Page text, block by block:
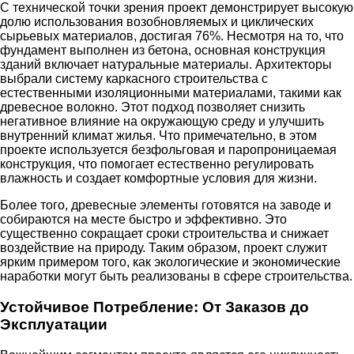
С технической точки зрения проект демонстрирует высокую
долю использования возобновляемых и циклических
сырьевых материалов, достигая 76%. Несмотря на то, что
фундамент выполнен из бетона, основная конструкция
зданий включает натуральные материалы. Архитекторы
выбрали систему каркасного строительства с
естественными изоляционными материалами, такими как
древесное волокно. Этот подход позволяет снизить
негативное влияние на окружающую среду и улучшить
внутренний климат жилья. Что примечательно, в этом
проекте используется безфольговая и паропроницаемая
конструкция, что помогает естественно регулировать
влажность и создает комфортные условия для жизни.
Более того, древесные элементы готовятся на заводе и
собираются на месте быстро и эффективно. Это
существенно сокращает сроки строительства и снижает
воздействие на природу. Таким образом, проект служит
ярким примером того, как экологические и экономические
наработки могут быть реализованы в сфере строительства.
Устойчивое Потребление: От Заказов до
Эксплуатации